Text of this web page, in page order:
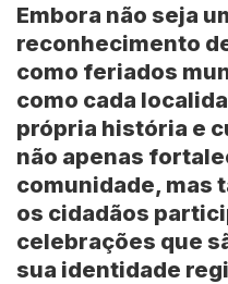
Embora não seja
reconhecimento
como feriados
como cada
própria história e
não apenas
comunidade, mas
os cidadãos
celebrações que
sua identidade